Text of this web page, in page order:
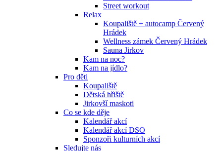
Street workout
Relax
Koupaliště + autocamp Červený
Hrádek
Wellness zámek Červený Hrádek
Sauna Jirkov
Kam na noc?
Kam na jídlo?
Pro děti
Koupaliště
Dětská hřiště
Jirkovší maskoti
Co se kde děje
Kalendář akcí
Kalendář akcí DSO
Sponzoři kulturních akcí
Sledujte nás